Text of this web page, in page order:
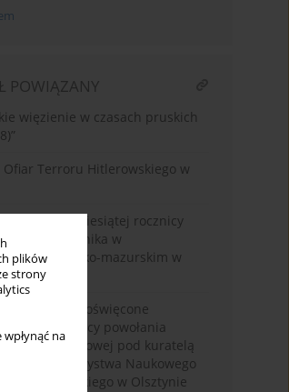
plików
strony
na
POWIĄZANY
więzienie w czasach pruskich
Ofiar Terroru Hitlerowskiego w
pięćset pięćdziesiątej rocznicy
Kopernika w
warmińsko-mazurskim w
inicjatywy poświęcone
250. rocznicy powołania
Narodowej pod kuratelą
Towarzystwa Naukowego
Kętrzyńskiego w Olsztynie